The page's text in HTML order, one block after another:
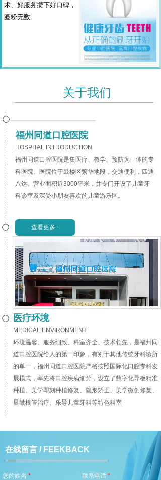
术、好服务攒下好口碑，
圈粉无数。
关于我们
福州同道口腔医院
HOSPITAL INTRODUCTION
福州同道口腔医院是集医疗、教学、预防为一体的专
科医院。医院位于鼓楼区繁华地段，交通便利，四通
八达。营业面积近3000平米，并专门开设了儿童牙
科诊室及深受小朋友喜欢的儿童游乐区。
查看更多+
医疗环境
MEDICAL ENVIRONMENT
环境温馨、服务细致、科室齐全、技术领先，是福州同
道口腔医院给人的第一印象，有别于其他传统牙科诊所
的单一，福州同道口腔医院严格按照国际化口腔专科发
展模式，率先将口腔疾病细分，设立了数字化导板精准
种植、美学即刻种植修复、隐形矫正、美学微创修复、
显微根管治疗、乐导儿童牙科等特色科室
在线留言 / FEEKBACK
您的姓名 * 联系电话 *